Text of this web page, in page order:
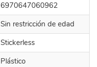
6970647060962
Sin restricción de edad
Stickerless
Plástico